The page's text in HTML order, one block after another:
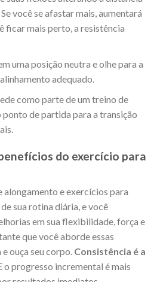
você se afastar mais, aumentará
ficar mais perto, a resistência
uma posição neutra e olhe para a
adequado.
como parte de um treino de
de partida para a transição
do exercício para
alongamento e exercícios para
sua rotina diária, e você
em sua flexibilidade, força e
que você aborde essas
ouça seu corpo. Consistência é a
o progresso incremental é mais